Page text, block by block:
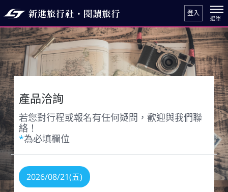
登入
產品洽詢
若您對行程或報名有任何疑問，歡迎與我們聯
絡！
*為必填欄位
2026/08/21(五)